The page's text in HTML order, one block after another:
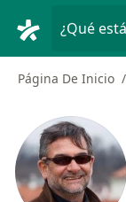
¿Qué
Página De Inicio